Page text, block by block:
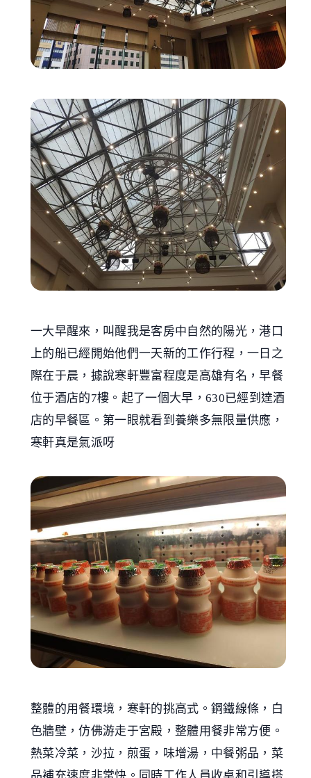
一大早醒來，叫醒我是客房中自然的陽光，港口
上的船已經開始他們一天新的工作行程，一日之
際在于晨，據說寒軒豐富程度是高雄有名，早餐
位于酒店的7樓。起了一個大早，630已經到達酒
店的早餐區。第一眼就看到養樂多無限量供應，
寒軒真是氣派呀
整體的用餐環境，寒軒的挑高式。鋼鐵線條，白
色牆壁，仿佛游走于宮殿，整體用餐非常方便。
熱菜冷菜，沙拉，煎蛋，味增湯，中餐粥品，菜